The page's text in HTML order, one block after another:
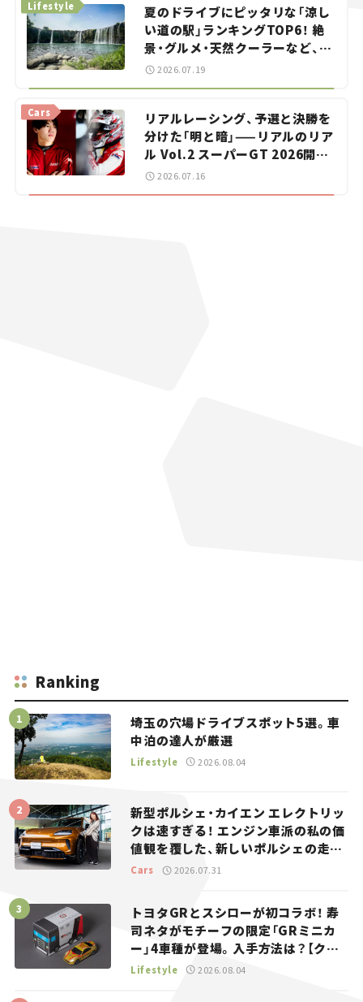
夏のドライブにピッタリな「涼し
い道の駅」ランキングTOP6！ 絶
景・グルメ・天然クーラーなど、避
暑におすすめのスポットを紹介
Lifestyle
2026.07.19
リアルレーシング、予選と決勝を
分けた「明と暗」——リアルのリア
ル Vol.2 スーパーGT 2026開幕
戦 岡山国際サーキット
Cars
2026.07.16
Ranking
埼玉の穴場ドライブスポット5選。車
中泊の達人が厳選
Lifestyle 2026.08.04
新型ポルシェ・カイエン エレクトリッ
クは速すぎる！ エンジン車派の私の価
値観を覆した、新しいポルシェの走
り。
Cars 2026.07.31
トヨタGRとスシローが初コラボ！ 寿
司ネタがモチーフの限定「GRミニカ
ー」4車種が登場。入手方法は？【クル
マとホビー】
Lifestyle 2026.08.04